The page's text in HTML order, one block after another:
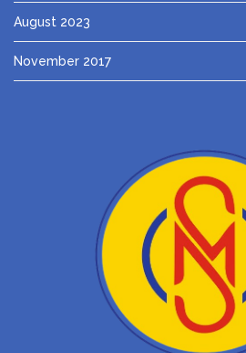
August 2023
November 2017